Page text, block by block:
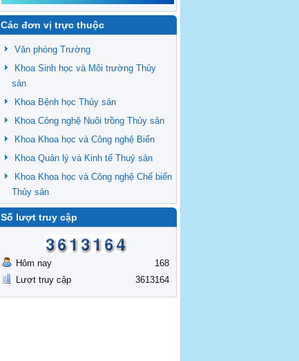
Các đơn vị trực thuộc
Văn phòng Trường
Khoa Sinh học và Môi trường Thủy
sản
Khoa Bệnh học Thủy sản
Khoa Công nghệ Nuôi trồng Thủy sản
Khoa Khoa học và Công nghệ Biển
Khoa Quản lý và Kinh tế Thuỷ sản
Khoa Khoa học và Công nghệ Chế biến
Thủy sản
Số lượt truy cập
Hôm nay
Lượt truy cập
168
3613164